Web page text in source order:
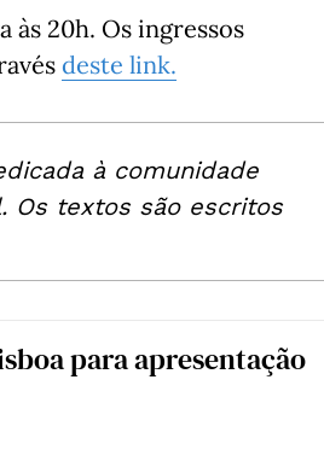
às 20h. Os ingressos
deste link.
à comunidade
Os textos são escritos
para apresentação